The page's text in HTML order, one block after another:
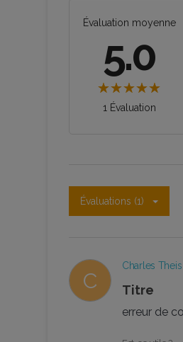
Évaluation moyenne
5.0
1 Évaluation
Évaluations (1)
C
Charles Theis
Titre
erreur de